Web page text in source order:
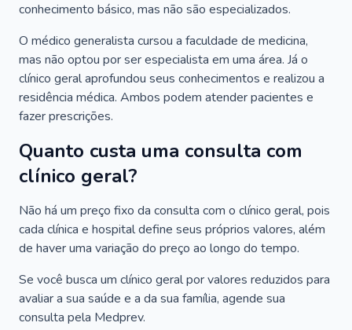
conhecimento básico, mas não são especializados.
O médico generalista cursou a faculdade de medicina,
mas não optou por ser especialista em uma área. Já o
clínico geral aprofundou seus conhecimentos e realizou a
residência médica. Ambos podem atender pacientes e
fazer prescrições.
Quanto custa uma consulta com
clínico geral?
Não há um preço fixo da consulta com o clínico geral, pois
cada clínica e hospital define seus próprios valores, além
de haver uma variação do preço ao longo do tempo.
Se você busca um clínico geral por valores reduzidos para
avaliar a sua saúde e a da sua família, agende sua
consulta pela Medprev.